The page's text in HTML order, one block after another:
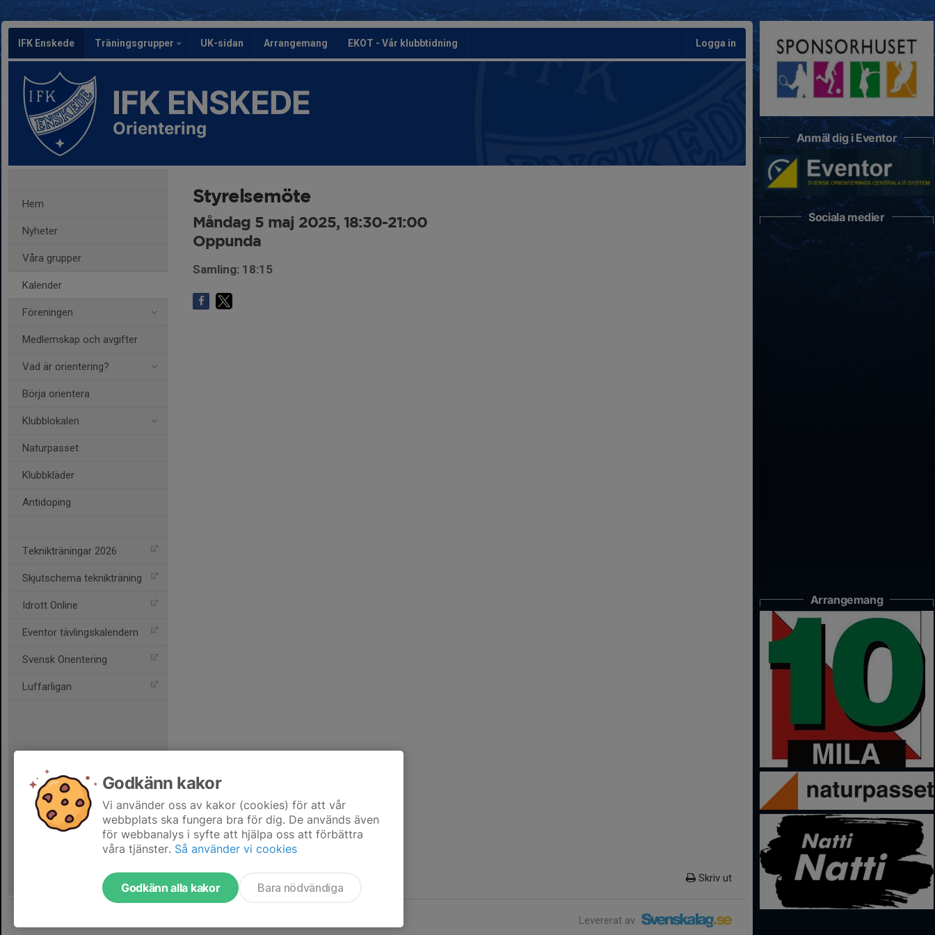
IFK Enskede Träningsgrupper UK-sidan Arrangemang EKOT - Vår klubbtidning Logga in
IFK ENSKEDE
Orientering
Hem
Nyheter
Våra grupper
Kalender
Föreningen
Medlemskap och avgifter
Vad är orientering?
Börja orientera
Klubblokalen
Naturpasset
Klubbkläder
Antidoping
Teknikträningar 2026
Skjutschema teknikträning
Idrott Online
Eventor tävlingskalendern
Svensk Orientering
Luffarligan
Styrelsemöte
Måndag 5 maj 2025, 18:30-21:00
Oppunda
Samling: 18:15
Skriv ut
Levererat av
Anmäl dig i Eventor
Sociala medier
Arrangemang
Godkänn kakor
Vi använder oss av kakor (cookies) för att vår
webbplats ska fungera bra för dig. De används även
för webbanalys i syfte att hjälpa oss att förbättra
våra tjänster. Så använder vi cookies
Godkänn alla kakor Bara nödvändiga